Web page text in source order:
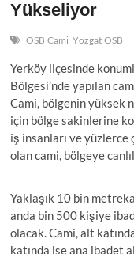
Yükseliyor
OSB Cami Yozgat OSB
Yerköy ilçesinde
Bölgesi’nde yapılan
Cami, bölgenin yüksek
için bölge sakinlerine
iş insanları ve yüzlerce
olan cami, bölgeye
Yaklaşık 10 bin
anda bin 500 kişiye
olacak. Cami, alt
katında ise ana ibadet